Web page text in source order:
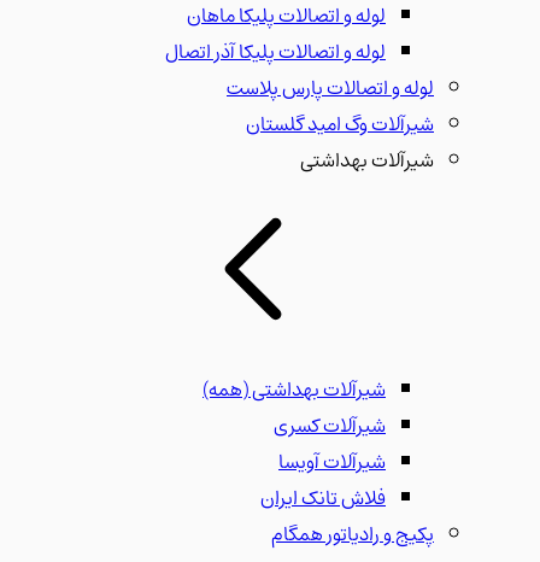
لوله و اتصالات پلیکا ماهان
لوله و اتصالات پلیکا آذر اتصال
لوله و اتصالات پارس پلاست
شیرآلات وگ امید گلستان
شیرآلات بهداشتی
شیرآلات بهداشتی(همه)
شیرآلات کسری
شیرآلات آویسا
فلاش تانک ایران
پکیج و رادیاتور همگام